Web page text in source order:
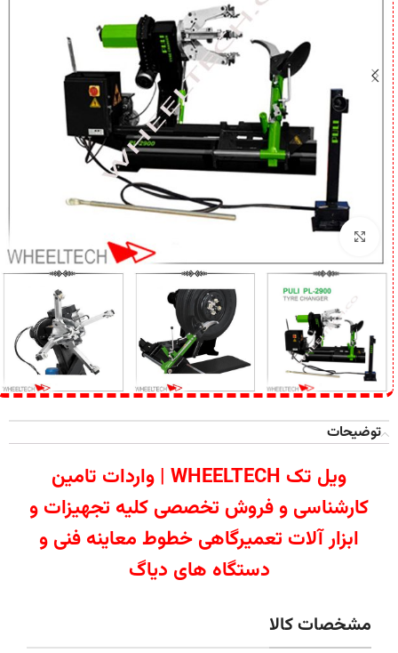
برای بزرگنمایی کلیک کنید
توضیحات
ویل تک WHEELTECH | واردات تامین
کارشناسی و فروش تخصصی کلیه تجهیزات و
ابزار آلات تعمیرگاهی خطوط معاینه فنی و
دستگاه های دیاگ
مشخصات کالا